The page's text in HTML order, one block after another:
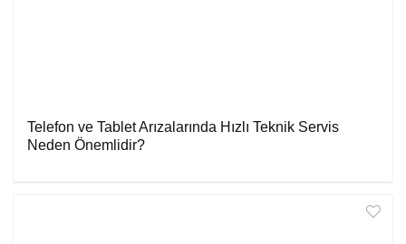
Telefon ve Tablet Arızalarında Hızlı Teknik Servis
Neden Önemlidir?